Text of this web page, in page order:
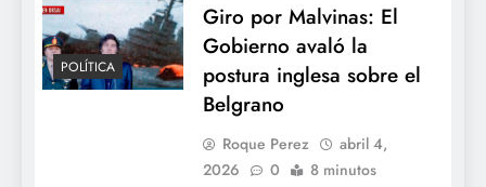
POLÍTICA
Giro por Malvinas: El
Gobierno avaló la
postura inglesa sobre el
Belgrano
Roque Perez
abril 4,
2026
0 8 minutos